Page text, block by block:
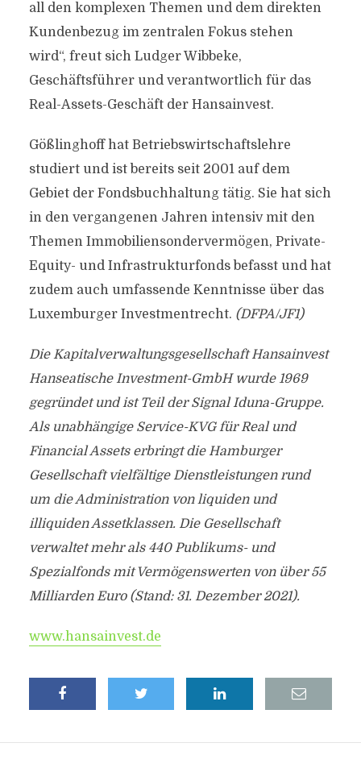
all den komplexen Themen und dem direkten
Kundenbezug im zentralen Fokus stehen
wird“, freut sich Ludger Wibbeke,
Geschäftsführer und verantwortlich für das
Real-Assets-Geschäft der Hansainvest.
Gößlinghoff hat Betriebswirtschaftslehre
studiert und ist bereits seit 2001 auf dem
Gebiet der Fondsbuchhaltung tätig. Sie hat sich
in den vergangenen Jahren intensiv mit den
Themen Immobiliensondervermögen, Private-
Equity- und Infrastrukturfonds befasst und hat
zudem auch umfassende Kenntnisse über das
Luxemburger Investmentrecht. (DFPA/JF1)
Die Kapitalverwaltungsgesellschaft Hansainvest
Hanseatische Investment-GmbH wurde 1969
gegründet und ist Teil der Signal Iduna-Gruppe.
Als unabhängige Service-KVG für Real und
Financial Assets erbringt die Hamburger
Gesellschaft vielfältige Dienstleistungen rund
um die Administration von liquiden und
illiquiden Assetklassen. Die Gesellschaft
verwaltet mehr als 440 Publikums- und
Spezialfonds mit Vermögenswerten von über 55
Milliarden Euro (Stand: 31. Dezember 2021).
www.hansainvest.de